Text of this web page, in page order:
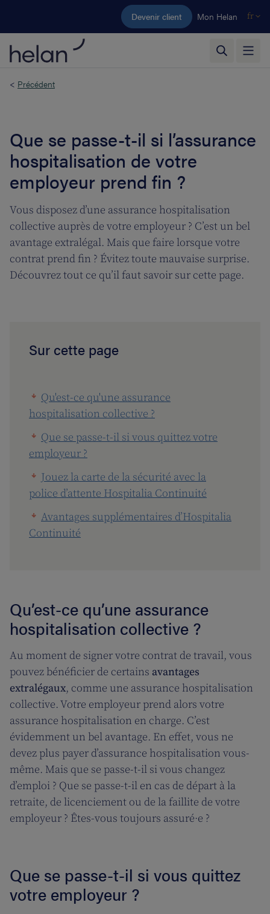
Aller au contenu principal
Devenir client Mon Helan fr
< Précédent
Que se passe-t-il si l’assurance
hospitalisation de votre
employeur prend fin ?
Vous disposez d’une assurance hospitalisation
collective auprès de votre employeur ? C’est un bel
avantage extralégal. Mais que faire lorsque votre
contrat prend fin ? Évitez toute mauvaise surprise.
Découvrez tout ce qu’il faut savoir sur cette page.
Sur cette page
Qu'est-ce qu'une assurance
hospitalisation collective ?
Que se passe-t-il si vous quittez votre
employeur ?
Jouez la carte de la sécurité avec la
police d’attente Hospitalia Continuité
Avantages supplémentaires d’Hospitalia
Continuité
Qu’est-ce qu’une assurance
hospitalisation collective ?
Au moment de signer votre contrat de travail, vous
pouvez bénéficier de certains avantages
extralégaux, comme une assurance hospitalisation
collective. Votre employeur prend alors votre
assurance hospitalisation en charge. C’est
évidemment un bel avantage. En effet, vous ne
devez plus payer d’assurance hospitalisation vous-
même. Mais que se passe-t-il si vous changez
d’emploi ? Que se passe-t-il en cas de départ à la
retraite, de licenciement ou de la faillite de votre
employeur ? Êtes-vous toujours assuré·e ?
Que se passe-t-il si vous quittez
votre employeur ?